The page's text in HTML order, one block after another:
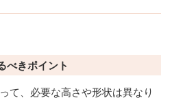
べきポイント
て、必要な高さや形状は異なり